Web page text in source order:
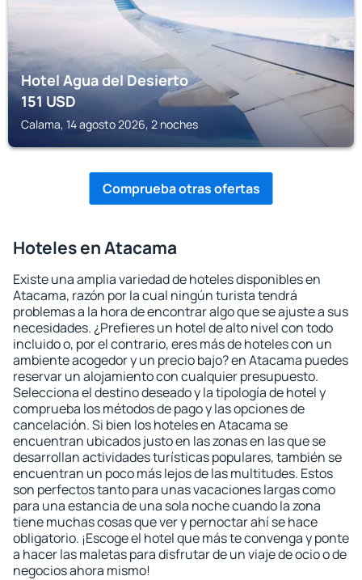
Hotel Agua del Desierto
151USD
Calama, 14 agosto 2026, 2 noches
Comprueba otras ofertas
Hoteles en Atacama
Existe una amplia variedad de hoteles disponibles en
Atacama, razón por la cual ningún turista tendrá
problemas a la hora de encontrar algo que se ajuste a sus
necesidades. ¿Prefieres un hotel de alto nivel con todo
incluido o, por el contrario, eres más de hoteles con un
ambiente acogedor y un precio bajo? en Atacama puedes
reservar un alojamiento con cualquier presupuesto.
Selecciona el destino deseado y la tipología de hotel y
comprueba los métodos de pago y las opciones de
cancelación. Si bien los hoteles en Atacama se
encuentran ubicados justo en las zonas en las que se
desarrollan actividades turísticas populares, también se
encuentran un poco más lejos de las multitudes. Estos
son perfectos tanto para unas vacaciones largas como
para una estancia de una sola noche cuando la zona
tiene muchas cosas que ver y pernoctar ahí se hace
obligatorio. ¡Escoge el hotel que más te convenga y ponte
a hacer las maletas para disfrutar de un viaje de ocio o de
negocios ahora mismo!